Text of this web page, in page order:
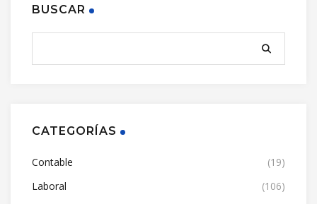
BUSCAR
CATEGORÍAS
Contable
(19)
Laboral
(106)